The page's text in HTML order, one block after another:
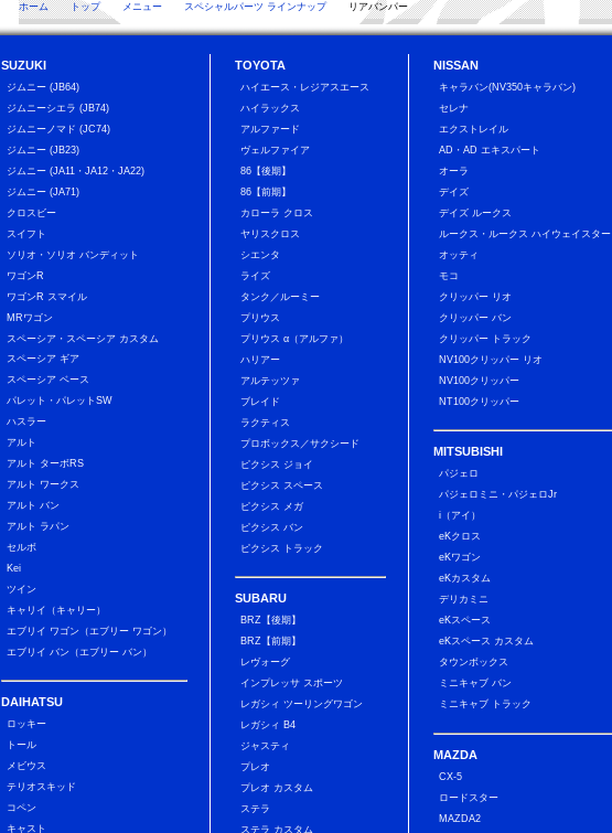
ホーム トップ メニュー スペシャルパーツ ラインナップ リアバンパー
SUZUKI
ジムニー (JB64)
ジムニーシエラ (JB74)
ジムニーノマド (JC74)
ジムニー (JB23)
ジムニー (JA11・JA12・JA22)
ジムニー (JA71)
クロスビー
スイフト
ソリオ・ソリオ バンディット
ワゴンR
ワゴンR スマイル
MRワゴン
スペーシア・スペーシア カスタム
スペーシア ギア
スペーシア ベース
パレット・パレットSW
ハスラー
アルト
アルト ターボRS
アルト ワークス
アルト バン
アルト ラパン
セルボ
Kei
ツイン
キャリイ（キャリー）
エブリイ ワゴン（エブリー ワゴン）
エブリイ バン（エブリー バン）
DAIHATSU
ロッキー
トール
メビウス
テリオスキッド
コペン
キャスト
TOYOTA
ハイエース・レジアスエース
ハイラックス
アルファード
ヴェルファイア
86【後期】
86【前期】
カローラ クロス
ヤリスクロス
シエンタ
ライズ
タンク／ルーミー
プリウス
プリウス α（アルファ）
ハリアー
アルテッツァ
ブレイド
ラクティス
プロボックス／サクシード
ピクシス ジョイ
ピクシス スペース
ピクシス メガ
ピクシス バン
ピクシス トラック
SUBARU
BRZ【後期】
BRZ【前期】
レヴォーグ
インプレッサ スポーツ
レガシィ ツーリングワゴン
レガシィ B4
ジャスティ
プレオ
プレオ カスタム
ステラ
ステラ カスタム
NISSAN
キャラバン(NV350キャラバン)
セレナ
エクストレイル
AD・AD エキスパート
オーラ
デイズ
デイズ ルークス
ルークス・ルークス ハイウェイスター
オッティ
モコ
クリッパー リオ
クリッパー バン
クリッパー トラック
NV100クリッパー リオ
NV100クリッパー
NT100クリッパー
MITSUBISHI
パジェロ
パジェロミニ・パジェロJr
i（アイ）
eKクロス
eKワゴン
eKカスタム
デリカミニ
eKスペース
eKスペース カスタム
タウンボックス
ミニキャブ バン
ミニキャブ トラック
MAZDA
CX-5
ロードスター
MAZDA2